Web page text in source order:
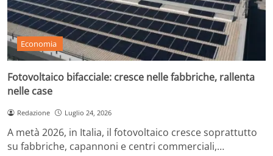
Economia
Fotovoltaico bifacciale: cresce nelle fabbriche, rallenta
nelle case
Redazione Luglio 24, 2026
A metà 2026, in Italia, il fotovoltaico cresce soprattutto
su fabbriche, capannoni e centri commerciali,…